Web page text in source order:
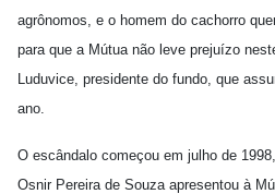
agrônomos, e o homem do cachorro
para que a Mútua não leve prejuízo
Luduvice, presidente do fundo, que
ano.
O escândalo começou em julho de
Osnir Pereira de Souza apresentou à